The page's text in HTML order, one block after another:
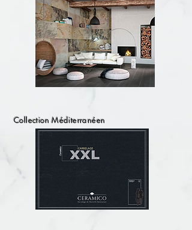
Collection Méditerranéen